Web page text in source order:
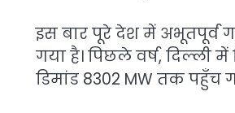
इस बार पूरे देश में अभूतपूर्व
गया है। पिछले वर्ष, दिल्ली
डिमांड 8302 MW तक पहुँच